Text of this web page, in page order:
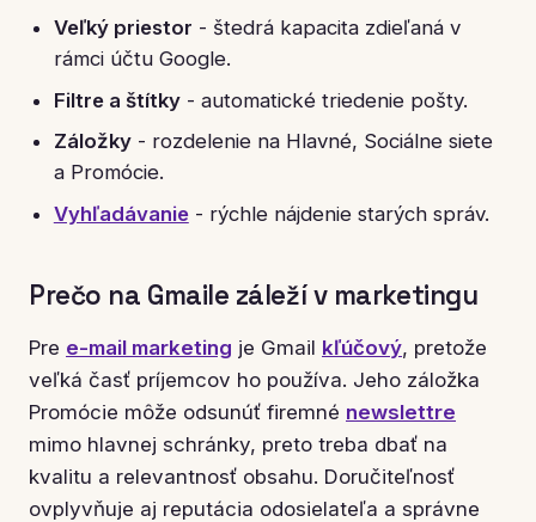
Veľký priestor - štedrá kapacita zdieľaná v
rámci účtu Google.
Filtre a štítky- automatické triedenie pošty.
Záložky- rozdelenie na Hlavné, Sociálne siete
a Promócie.
Vyhľadávanie- rýchle nájdenie starých správ.
Prečo na Gmaile záleží v marketingu
Pre e-mail marketing je Gmail kľúčový, pretože
veľká časť príjemcov ho používa. Jeho záložka
Promócie môže odsunúť firemné newslettre
mimo hlavnej schránky, preto treba dbať na
kvalitu a relevantnosť obsahu. Doručiteľnosť
ovplyvňuje aj reputácia odosielateľa a správne